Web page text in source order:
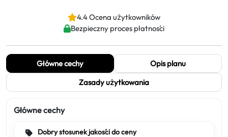
4.4 Ocena użytkowników
Bezpieczny proces płatności
Główne cechy
Opis planu
Zasady użytkowania
Główne cechy
Dobry stosunek jakości do ceny